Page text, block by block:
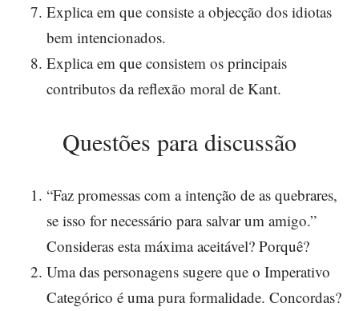
Explica em que consiste a objecção dos idiotas
bem intencionados.
Explica em que consistem os principais
contributos da reflexão moral de Kant.
Questões para discussão
“Faz promessas com a intenção de as quebrares,
se isso for necessário para salvar um amigo.”
Consideras esta máxima aceitável? Porquê?
Uma das personagens sugere que o Imperativo
Categórico é uma pura formalidade. Concordas?